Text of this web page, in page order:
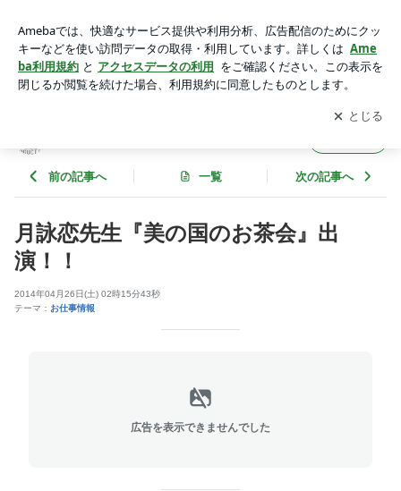
公式ブログアプリをダウンロードして ブログの更新通知
を受け取りまし
ょう。
開く
前の記事へ 一覧 次の記事へ
月詠恋先生『美の国のお茶会』出
演！！
2014年04月26日(土) 02時15分43秒
テーマ： お仕事情報
広告を表示できませんでした